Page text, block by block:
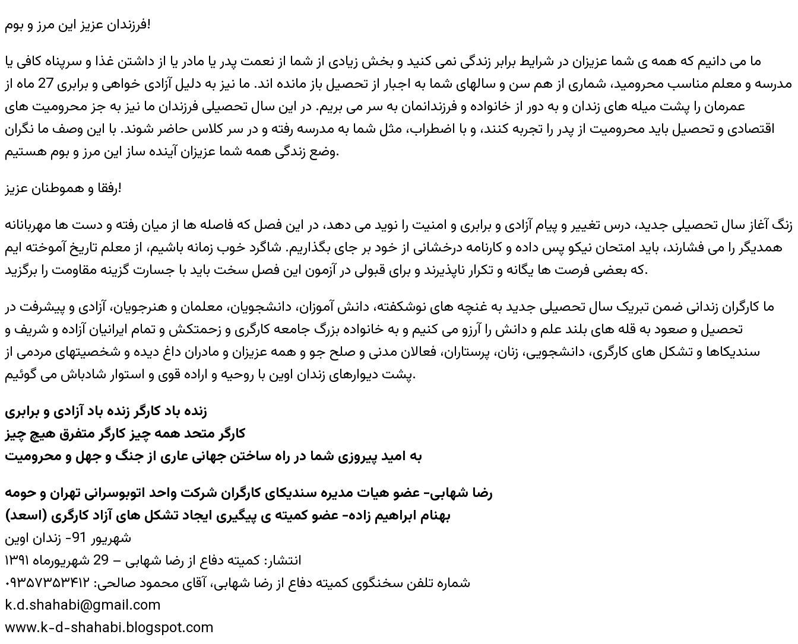
فرزندان عزیز این مرز و بوم!
ما می دانیم که همه ی شما عزیزان در شرایط برابر زندگی نمی کنید و بخش زیادی از شما از نعمت پدر یا مادر یا از داشتن غذا و سرپناه کافی یا
مدرسه و معلم مناسب محرومید، شماری از هم سن و سالهای شما به اجبار از تحصیل باز مانده اند. ما نیز به دلیل آزادی خواهی و برابری 27 ماه از
عمرمان را پشت میله های زندان و به دور از خانواده و فرزندانمان به سر می بریم. در این سال تحصیلی فرزندان ما نیز به جز محرومیت های
اقتصادی و تحصیل باید محرومیت از پدر را تجربه کنند، و با اضطراب، مثل شما به مدرسه رفته و در سر کلاس حاضر شوند. با این وصف ما نگران
وضع زندگی همه شما عزیزان آینده ساز این مرز و بوم هستیم.
رفقا و هموطنان عزیز!
زنگ آغاز سال تحصیلی جدید، درس تغییر و پیام آزادی و برابری و امنیت را نوید می دهد، در این فصل که فاصله ها از میان رفته و دست ها مهربانانه
همدیگر را می فشارند، باید امتحان نیکو پس داده و کارنامه درخشانی از خود بر جای بگذاریم. شاگرد خوب زمانه باشیم، از معلم تاریخ آموخته ایم
که بعضی فرصت ها یگانه و تکرار ناپذیرند و برای قبولی در آزمون این فصل سخت باید با جسارت گزینه مقاومت را برگزید.
ما کارگران زندانی ضمن تبریک سال تحصیلی جدید به غنچه های نوشکفته، دانش آموزان، دانشجویان، معلمان و هنرجویان، ‌آزادی و پیشرفت در
تحصیل و صعود به قله های بلند علم و دانش را آرزو می کنیم و به خانواده بزرگ جامعه کارگری و زحمتکش و تمام ایرانیان آزاده و شریف و
سندیکاها و تشکل های کارگری، دانشجویی، زنان، پرستاران، فعالان مدنی و صلح جو و همه عزیزان و مادران داغ دیده و شخصیتهای مردمی از
پشت دیوارهای زندان اوین با روحیه و اراده قوی و استوار شادباش می گوئیم.
زنده باد کارگر زنده باد آزادی و برابری
کارگر متحد همه چیز کارگر متفرق هیچ چیز
به امید پیروزی شما در راه ساختن جهانی عاری از جنگ و جهل و محرومیت
رضا شهابی- عضو هیات مدیره سندیکای کارگران شرکت واحد اتوبوسرانی تهران و حومه
(اسعد) بهنام ابراهیم زاده- عضو کمیته ی پیگیری ایجاد تشکل های آزاد کارگری
شهریور 91- زندان اوین
انتشار: کمیته دفاع از رضا شهابی – 29 شهریورماه ١٣٩١
شماره تلفن سخنگوی کمیته دفاع از رضا شهابی، آقای محمود صالحی: ٠٩٣۵٧٣۵٣۴١٢
k.d.shahabi@gmail.com
www.k-d-shahabi.blogspot.com